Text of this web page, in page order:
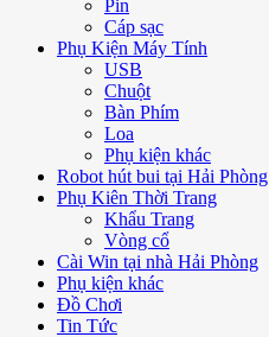
Pin
Cáp sạc
Phụ Kiện Máy Tính
USB
Chuột
Bàn Phím
Loa
Phụ kiện khác
Robot hút bui tại Hải Phòng
Phụ Kiên Thời Trang
Khẩu Trang
Vòng cổ
Cài Win tại nhà Hải Phòng
Phụ kiện khác
Đồ Chơi
Tin Tức